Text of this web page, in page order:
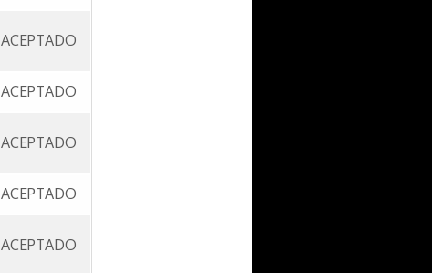
ACEPTADO
ACEPTADO
ACEPTADO
ACEPTADO
ACEPTADO